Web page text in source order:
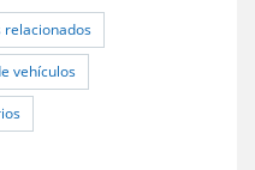
relacionados
vehículos